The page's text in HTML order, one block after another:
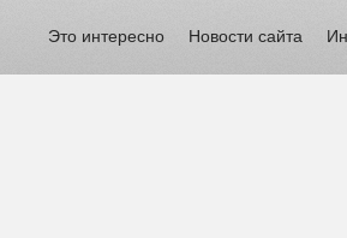
Это интересно Новости сайта